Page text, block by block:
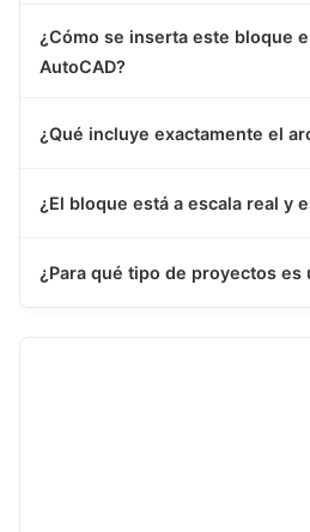
¿Cómo se inserta este bloque
AutoCAD?
¿Qué incluye exactamente el
¿El bloque está a escala real y
¿Para qué tipo de proyectos